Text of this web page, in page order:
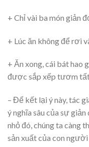
+ Chỉ vài ba món giản
+ Lúc ăn không để rơi
+ Ăn xong, cái bát hao
được sắp xếp tươm
– Để kết lại ý này, tác
ý nghĩa sâu của sự
nhỏ đó, chúng ta càng
sản xuất của con